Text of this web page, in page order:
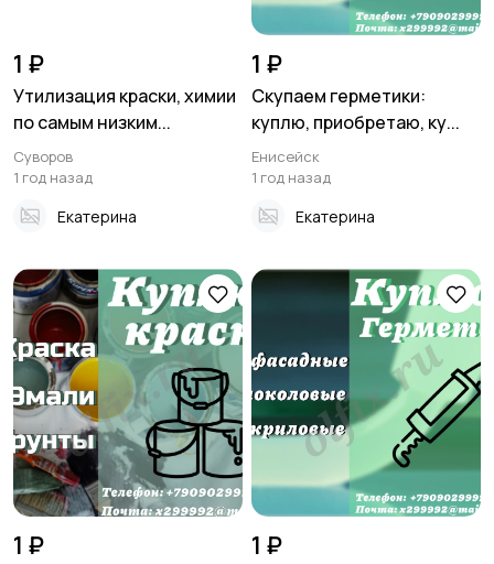
1 ₽
Утилизация краски, химии
по самым низким...
Суворов
1 год назад
Екатерина
1 ₽
Скупаем герметики:
куплю, приобретаю, ку...
Енисейск
1 год назад
Екатерина
1 ₽ 1 ₽